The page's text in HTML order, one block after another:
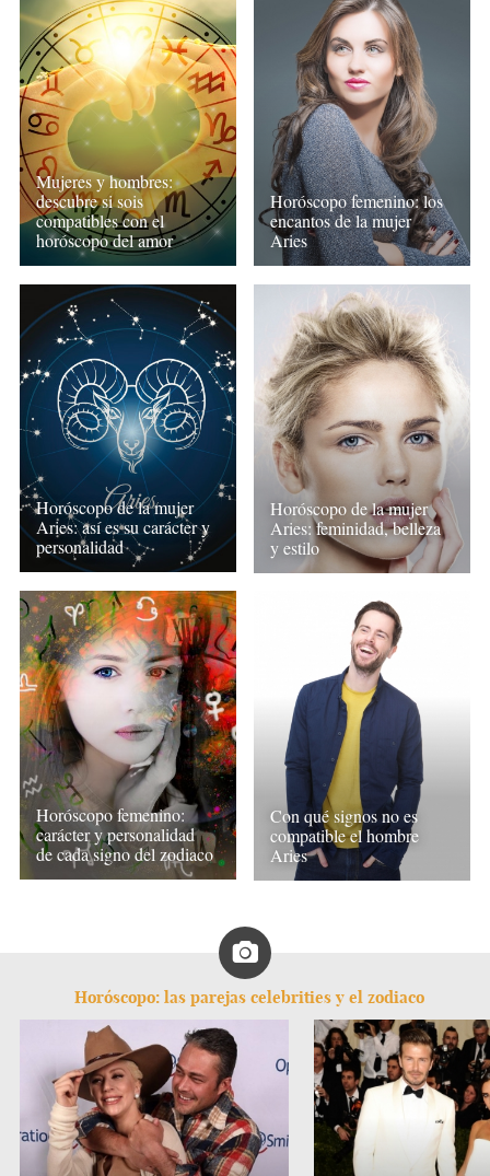
Mujeres y hombres:
descubre si sois
compatibles con el
horóscopo del amor
Horóscopo femenino: los
encantos de la mujer
Aries
Horóscopo de la mujer
Aries: así es su carácter y
personalidad
Horóscopo de la mujer
Aries: feminidad, belleza
y estilo
Horóscopo femenino:
carácter y personalidad
de cada signo del zodiaco
Con qué signos no es
compatible el hombre
Aries
Horóscopo: las parejas celebrities y el zodiaco